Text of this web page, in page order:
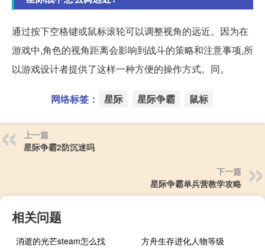
通过按下空格键或鼠标滚轮可以调整视角的远近。因为在
游戏中,角色的视角距离会影响到战斗的策略和注意事项,所
以游戏设计者提供了这样一种方便的操作方式。同。
网络标签： 星际 星际争霸 鼠标
上一篇
星际争霸2防沉迷吗
下一篇
星际争霸单兵营教学攻略
相关问题
消逝的光芒steam怎么找
方舟生存进化人物等级